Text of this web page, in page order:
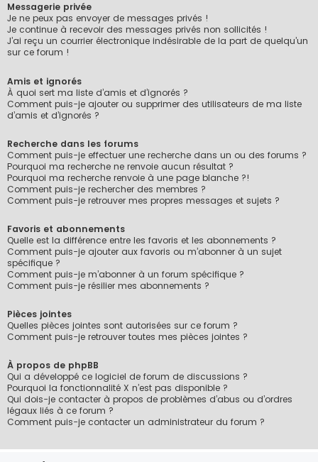
Messagerie privée
Je ne peux pas envoyer de messages privés !
Je continue à recevoir des messages privés non sollicités !
J’ai reçu un courrier électronique indésirable de la part de quelqu’un
sur ce forum !
Amis et ignorés
À quoi sert ma liste d’amis et d’ignorés ?
Comment puis-je ajouter ou supprimer des utilisateurs de ma liste
d’amis et d’ignorés ?
Recherche dans les forums
Comment puis-je effectuer une recherche dans un ou des forums ?
Pourquoi ma recherche ne renvoie aucun résultat ?
Pourquoi ma recherche renvoie à une page blanche ?!
Comment puis-je rechercher des membres ?
Comment puis-je retrouver mes propres messages et sujets ?
Favoris et abonnements
Quelle est la différence entre les favoris et les abonnements ?
Comment puis-je ajouter aux favoris ou m’abonner à un sujet
spécifique ?
Comment puis-je m’abonner à un forum spécifique ?
Comment puis-je résilier mes abonnements ?
Pièces jointes
Quelles pièces jointes sont autorisées sur ce forum ?
Comment puis-je retrouver toutes mes pièces jointes ?
À propos de phpBB
Qui a développé ce logiciel de forum de discussions ?
Pourquoi la fonctionnalité X n’est pas disponible ?
Qui dois-je contacter à propos de problèmes d’abus ou d’ordres
légaux liés à ce forum ?
Comment puis-je contacter un administrateur du forum ?